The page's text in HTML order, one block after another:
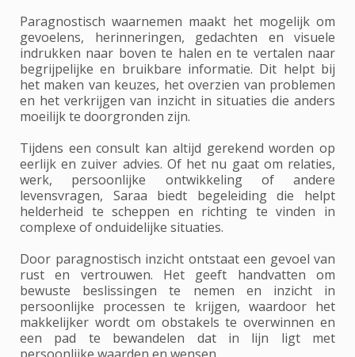
Paragnostisch waarnemen maakt het mogelijk om
gevoelens, herinneringen, gedachten en visuele
indrukken naar boven te halen en te vertalen naar
begrijpelijke en bruikbare informatie. Dit helpt bij
het maken van keuzes, het overzien van problemen
en het verkrijgen van inzicht in situaties die anders
moeilijk te doorgronden zijn.
Tijdens een consult kan altijd gerekend worden op
eerlijk en zuiver advies. Of het nu gaat om relaties,
werk, persoonlijke ontwikkeling of andere
levensvragen, Saraa biedt begeleiding die helpt
helderheid te scheppen en richting te vinden in
complexe of onduidelijke situaties.
Door paragnostisch inzicht ontstaat een gevoel van
rust en vertrouwen. Het geeft handvatten om
bewuste beslissingen te nemen en inzicht in
persoonlijke processen te krijgen, waardoor het
makkelijker wordt om obstakels te overwinnen en
een pad te bewandelen dat in lijn ligt met